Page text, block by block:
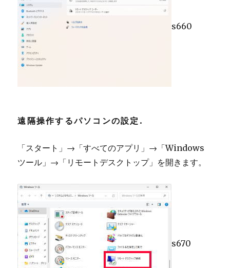
s660
遠隔操作するパソコンの設定.
「スタート」→「すべてのアプリ」→「Windows
ツール」→「リモートデスクトップ」を開きます。
s670